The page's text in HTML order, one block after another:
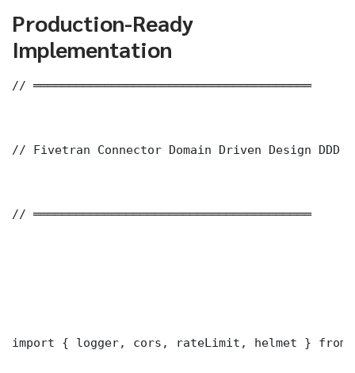
Production-Ready
Implementation
// ═══════════════════════════════════════
// Fivetran Connector Domain Driven Design DDD
// ═══════════════════════════════════════
import { logger, cors, rateLimit, helmet } from